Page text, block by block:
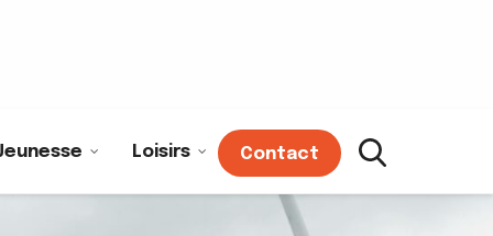
Loisirs Contact